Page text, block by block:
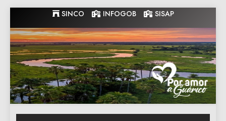
to
content
SINCO INFOGOB SISAP
Gobernacion
de Guarico
Gobernacion de Guarico